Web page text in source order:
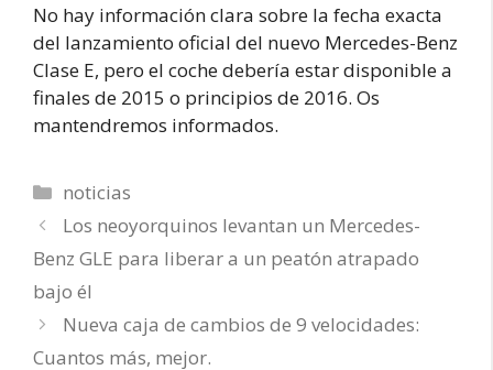
No hay información clara sobre la fecha exacta
del lanzamiento oficial del nuevo Mercedes-Benz
Clase E, pero el coche debería estar disponible a
finales de 2015 o principios de 2016. Os
mantendremos informados.
Categorías
noticias
Los neoyorquinos levantan un Mercedes-
Benz GLE para liberar a un peatón atrapado
bajo él
Nueva caja de cambios de 9 velocidades:
Cuantos más, mejor.